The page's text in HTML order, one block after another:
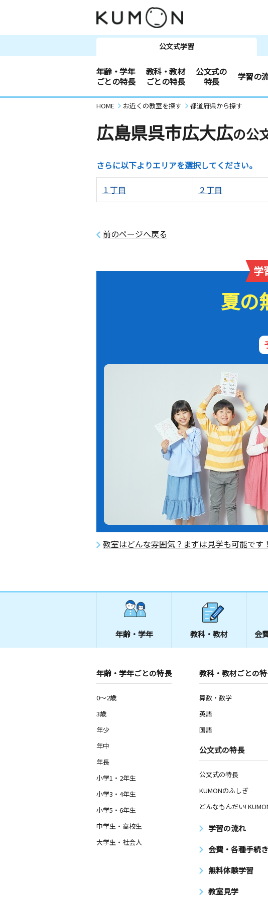
公文式学習
年齢・学年
ごとの特長
教科・教材
ごとの特長
公文式の
特長
学習の
HOME お近くの教室を探す 都道府県から探す
広島県呉市広大広の公
さらに以下よりエリアを選択してください。
１丁目 ２丁目
前のページへ戻る
学
夏の
教室はどんな雰囲気？まずは見学も可能です！
年齢・学年 教科・教材 会
年齢・学年ごとの特長
0～2歳
3歳
年少
年中
年長
小学1・2年生
小学3・4年生
小学5・6年生
中学生・高校生
大学生・社会人
教科・教材ごとの
算数・数学
英語
国語
公文式の特長
公文式の特長
KUMONのふしぎ
どんなもんだい!
学習の流れ
会費・各種手続き
無料体験学習
教室見学